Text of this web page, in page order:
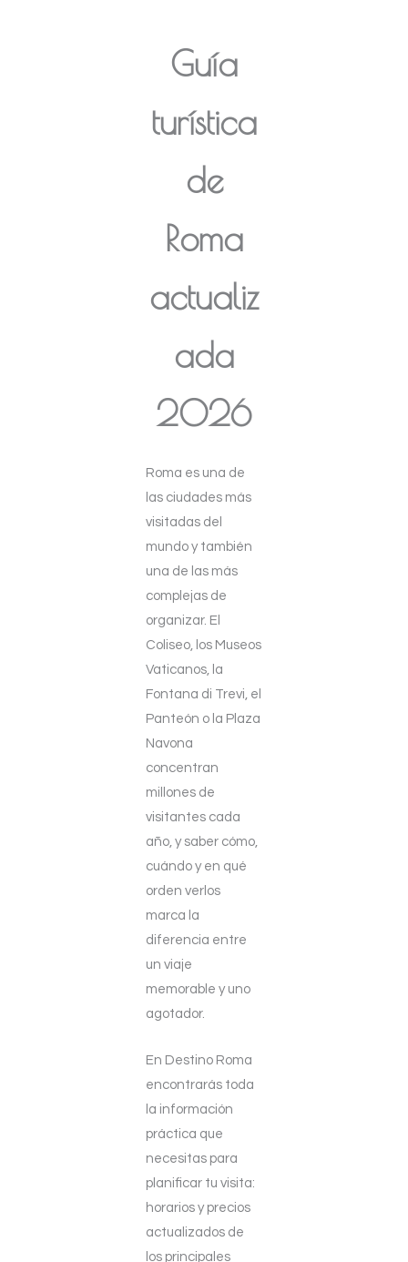
Guía
turística
de
Roma
actualiz
ada
2026
Roma es una de
las ciudades más
visitadas del
mundo y también
una de las más
complejas de
organizar. El
Coliseo, los Museos
Vaticanos, la
Fontana di Trevi, el
Panteón o la Plaza
Navona
concentran
millones de
visitantes cada
año, y saber cómo,
cuándo y en qué
orden verlos
marca la
diferencia entre
un viaje
memorable y uno
agotador.
En Destino Roma
encontrarás toda
la información
práctica que
necesitas para
planificar tu visita:
horarios y precios
actualizados de
los principales